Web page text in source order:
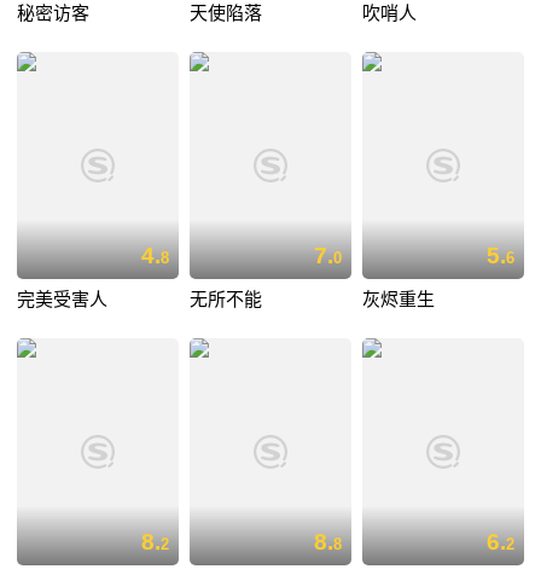
秘密访客 天使陷落 吹哨人
4.8
完美受害人
7.0
无所不能
5.6
灰烬重生
8.2 8.8 6.2